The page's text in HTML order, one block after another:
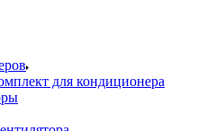
для кондиционера